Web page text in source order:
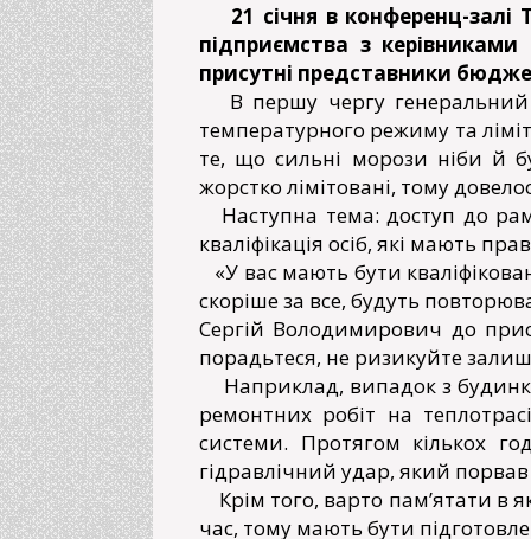
21 січня в конференц-залі
підприємства з
присутні представники
В першу чергу генеральний
температурного режиму та
те, що сильні морози ніби й
жорстко лімітовані, тому
Наступна тема: доступ до
кваліфікація осіб, які мають
«У вас мають бути
скоріше за все, будуть
Сергій Володимирович до
порадьтеся, не ризикуйте
Наприклад, випадок з
ремонтних робіт на
системи. Протягом кількох
гідравлічний удар, який
Крім того, варто пам’ятати в
час, тому мають бути